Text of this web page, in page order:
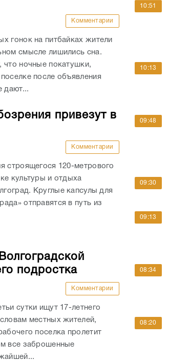
Комментарии
гонок на питбайках жители
смысле лишились сна.
что ночные покатушки,
после объявления
дают...
привезут в
Комментарии
строящегося 120-метрового
культуры и отдыха
Круглые капсулы для
отправятся в путь из
подростка
Комментарии
сутки ищут 17-летнего
местных жителей,
поселка пролетит
все заброшенные
10:51
10:13
09:48
09:30
09:13
08:34
08:20